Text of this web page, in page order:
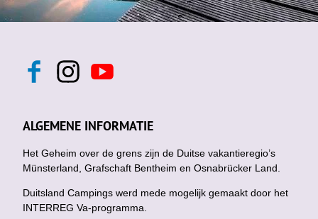
F
b
o
k
I
n
a
g
a
m
Y
o
u
b
ALGEMENE INFORMATIE
Het Geheim over de grens zijn de Duitse vakantieregio’s
Münsterland, Grafschaft Bentheim en Osnabrücker Land.
Duitsland Campings werd mede mogelijk gemaakt door het
INTERREG Va-programma.